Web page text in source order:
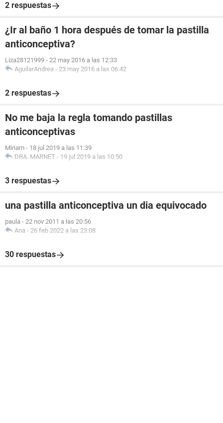
2 respuestas
¿Ir al baño 1 hora después de tomar la pastilla
anticonceptiva?
Liza28121999 - 22 may 2016 a las 12:33
AguilarAndrea - 23 may 2016 a las 06:42
2 respuestas
No me baja la regla tomando pastillas
anticonceptivas
Miriam - 18 jul 2019 a las 11:39
DRA. MARNET - 19 jul 2019 a las 10:50
3 respuestas
una pastilla anticonceptiva un dia equivocado
paula - 22 nov 2011 a las 20:56
Ana - 26 feb 2022 a las 23:08
30 respuestas